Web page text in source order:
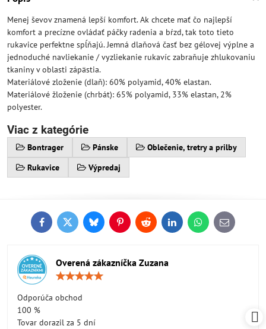
Menej ševov znamená lepší komfort. Ak chcete mať čo najlepší
komfort a precízne ovládať páčky radenia a bŕzd, tak toto tieto
rukavice perfektne spĺňajú. Jemná dlaňová časť bez gélovej výplne a
jednoduché navliekanie / vyzliekanie rukavíc zabraňuje zhlukovaniu
tkaniny v oblasti zápästia.
Materiálové zloženie (dlaň): 60% polyamid, 40% elastan.
Materiálové žloženie (chrbát): 65% polyamid, 33% elastan, 2%
polyester.
Viac z kategórie
Bontrager Pánske
Oblečenie, tretry a prilby
Rukavice
Výpredaj
FacebookTwitterBlueskyPinterestReddit LinkedInWhatsApp
E-
mail
Overená zákazníčka Zuzana
Odporúča obchod
100 %
Tovar dorazil za 5 dní